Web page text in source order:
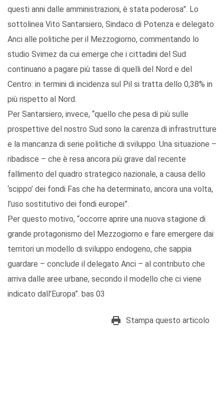
questi anni dalle amministrazioni, è stata poderosa”. Lo
sottolinea Vito Santarsiero, Sindaco di Potenza e delegato
Anci alle politiche per il Mezzogiorno, commentando lo
studio Svimez da cui emerge che i cittadini del Sud
continuano a pagare più tasse di quelli del Nord e del
Centro: in termini di incidenza sul Pil si tratta dello 0,38% in
più rispetto al Nord.
Per Santarsiero, invece, “quello che pesa di più sulle
prospettive del nostro Sud sono la carenza di infrastrutture
e la mancanza di serie politiche di sviluppo. Una situazione –
ribadisce – che è resa ancora più grave dal recente
fallimento del quadro strategico nazionale, a causa dello
‘scippo’ dei fondi Fas che ha determinato, ancora una volta,
l’uso sostitutivo dei fondi europei”.
Per questo motivo, “occorre aprire una nuova stagione di
grande protagonismo del Mezzogiorno e fare emergere dai
territori un modello di sviluppo endogeno, che sappia
guardare – conclude il delegato Anci – al contributo che
arriva dalle aree urbane, secondo il modello che ci viene
indicato dall’Europa”. bas 03
Stampa questo articolo